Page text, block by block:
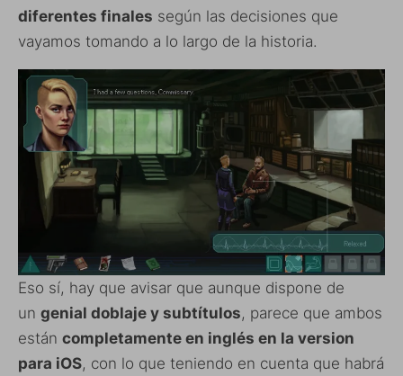
diferentes finales según las decisiones que
vayamos tomando a lo largo de la historia.
Eso sí, hay que avisar que aunque dispone de
un genial doblaje y subtítulos, parece que ambos
están completamente en inglés en la version
para iOS, con lo que teniendo en cuenta que habrá